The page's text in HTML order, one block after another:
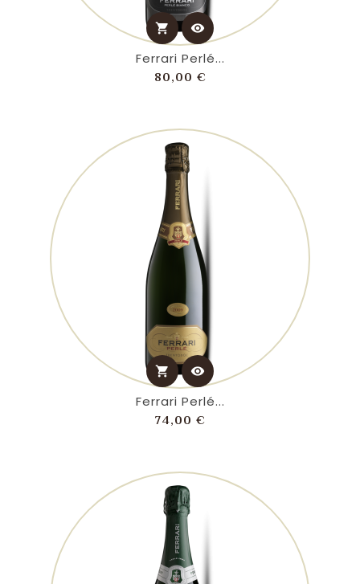
shopping_cart visibility
Ferrari Perlé...
80,00 €Prezzo
shopping_cart visibility
Ferrari Perlé...
74,00 €Prezzo